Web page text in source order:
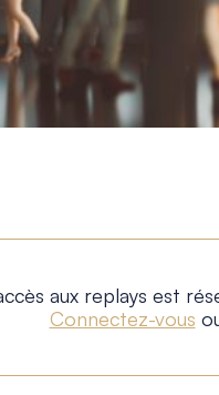
aux replays est
Connectez-vous